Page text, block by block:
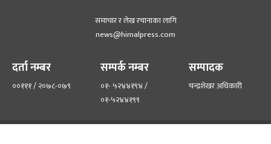
समाचार र लेख रचानाका लागि
news@himalpress.com
दर्ता नम्बर
००१११ / २०७८-०७९
सम्पर्क नम्बर
०१- ५२४४१९४ /
०१-५२४४१९९
सम्पादक
चन्द्रशेखर अधिकारी